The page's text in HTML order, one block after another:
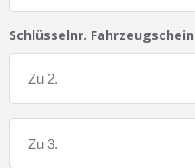
Schlüsselnr. Fahrzeugschein